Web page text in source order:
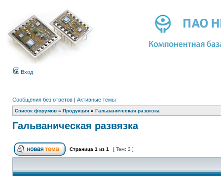
Вход
Сообщения без ответов | Активные темы
Список форумов » Продукция » Гальваническая развязка
Гальваническая развязка
Страница 1 из 1 [ Тем: 3 ]